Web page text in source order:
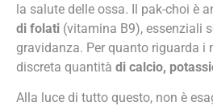
la salute delle ossa. Il pak-choi è
di folati (vitamina B9), essenziali
gravidanza. Per quanto riguarda i
discreta quantità di calcio,
Alla luce di tutto questo, non è